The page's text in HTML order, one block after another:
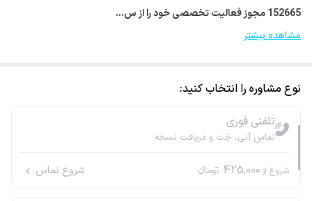
152665 مجوز فعالیت تخصصی خود را از س…
مشاهده بیشتر
نوع مشاوره را انتخاب کنید:
تلفنی فوری
تماس آنی، چَت و دریافت نسخه
شروع از 425,000 تومانء شروع تماس